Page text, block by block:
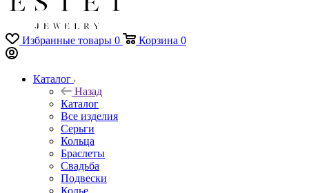
Избранные товары 0 Корзина 0
Каталог
Назад
Каталог
Все изделия
Серьги
Кольца
Браслеты
Свадьба
Подвески
Колье